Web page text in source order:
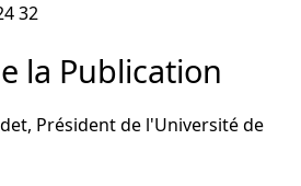
32
la Publication
Président de l'Université de